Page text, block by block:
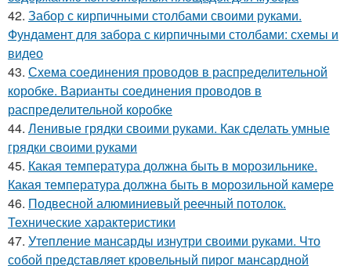
42. Забор с кирпичными столбами своими руками.
Фундамент для забора с кирпичными столбами: схемы и
видео
43. Схема соединения проводов в распределительной
коробке. Варианты соединения проводов в
распределительной коробке
44. Ленивые грядки своими руками. Как сделать умные
грядки своими руками
45. Какая температура должна быть в морозильнике.
Какая температура должна быть в морозильной камере
46. Подвесной алюминиевый реечный потолок.
Технические характеристики
47. Утепление мансарды изнутри своими руками. Что
собой представляет кровельный пирог мансардной